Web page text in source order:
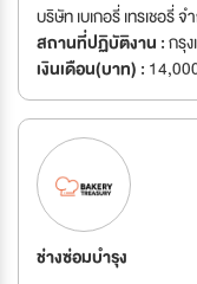
บริษัท เบเกอรี่ เทรเชอรี่ จ
สถานที่ปฏิบัติงาน :กรุ
เงินเดือน(บาท) :
ช่างซ่อมบำรุง